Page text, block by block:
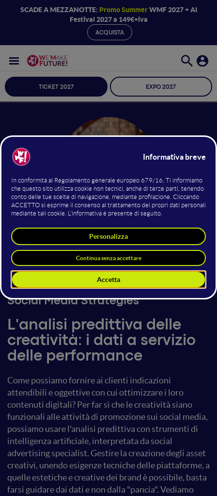
SCADE A MEZZANOTTE: Promo SummerWMF 2027 + AI
Festival 2027 a 149€+iva
ACQUISTA
TICKET 2027 EXPO 2027
Social Media Advertising Team
Manager
Moca Interactive
5 giugno 202511:50 - 12:30
Social Media Strategies
L'analisi predittiva delle
creatività: i dati a servizio
delle performance
Come possiamo fornire ai clienti indicazioni
attendibili e oggettive con cui ottimizzare i loro
contenuti digitali? Per far sì che le creatività siano
funzionali alle attività di promozione sui social media,
possiamo usare l'analisi predittiva con strumenti di
intelligenza artificiale, interpretata da social
advertising specialist. Gestire la creazione degli asset
creativi, unendo esigenze tecniche delle piattaforme, a
quelle estetiche e creative dei brand è possibile, basta
farsi guidare dai dati e non dalla "pancia". Vediamo